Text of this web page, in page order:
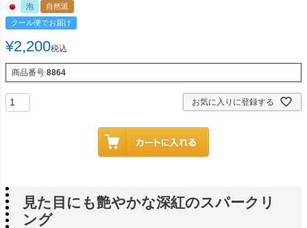
泡
自然派
クール便でお届け
¥2,200税込
商品番号 8864
お気に入りに登録する
見た目にも艶やかな深紅のスパークリ
ング